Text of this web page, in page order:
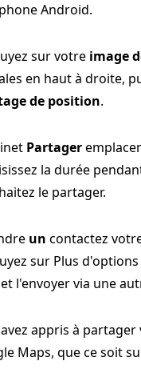
Android.
sur votre image
en haut à droite,
de position.
Partager
la durée
le partager.
un contactez
sur Plus
l'envoyer via une
avez appris à
Maps, que ce soit